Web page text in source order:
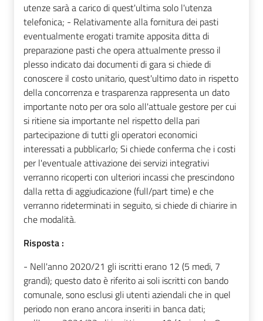
utenze sarà a carico di quest'ultima solo l'utenza
telefonica; - Relativamente alla fornitura dei pasti
eventualmente erogati tramite apposita ditta di
preparazione pasti che opera attualmente presso il
plesso indicato dai documenti di gara si chiede di
conoscere il costo unitario, quest'ultimo dato in rispetto
della concorrenza e trasparenza rappresenta un dato
importante noto per ora solo all'attuale gestore per cui
si ritiene sia importante nel rispetto della pari
partecipazione di tutti gli operatori economici
interessati a pubblicarlo; Si chiede conferma che i costi
per l'eventuale attivazione dei servizi integrativi
verranno ricoperti con ulteriori incassi che prescindono
dalla retta di aggiudicazione (full/part time) e che
verranno rideterminati in seguito, si chiede di chiarire in
che modalità.
Risposta :
- Nell'anno 2020/21 gli iscritti erano 12 (5 medi, 7
grandi); questo dato è riferito ai soli iscritti con bando
comunale, sono esclusi gli utenti aziendali che in quel
periodo non erano ancora inseriti in banca dati;